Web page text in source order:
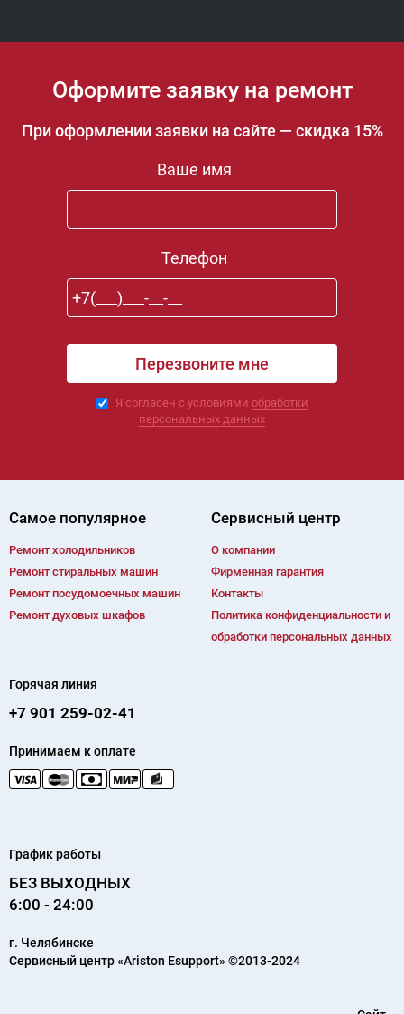
Оформите заявку на ремонт
При оформлении заявки на сайте — скидка 15%
Ваше имя
Телефон
Я согласен с условиями обработки
персональных данных
Самое популярное
Ремонт холодильников
Ремонт cтиральных машин
Ремонт посудомоечных машин
Ремонт духовых шкафов
Сервисный центр
О компании
Фирменная гарантия
Контакты
Политика конфиденциальности и
обработки персональных данных
Горячая линия
+7 901 259-02-41
Принимаем к оплате
График работы
БЕЗ ВЫХОДНЫХ
6:00 - 24:00
г. Челябинске
Сервисный центр «Ariston Esupport»©2013-2024